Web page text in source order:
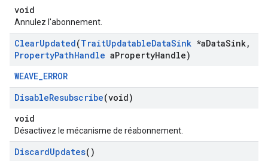
void
Annulez l'abonnement.
ClearUpdated(TraitUpdatableDataSink *aDataSink,
PropertyPathHandle aPropertyHandle)
WEAVE_ERROR
DisableResubscribe(void)
void
Désactivez le mécanisme de réabonnement.
DiscardUpdates()